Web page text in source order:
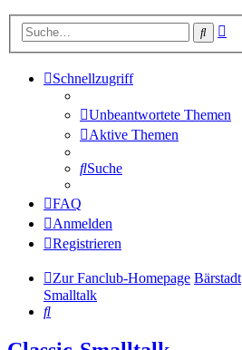
Suche
Schnellzugriff
Unbeantwortete Themen
Aktive Themen
Suche
FAQ
Anmelden
Registrieren
Zur Fanclub-Homepage Bärstadt
Smalltalk
Suche